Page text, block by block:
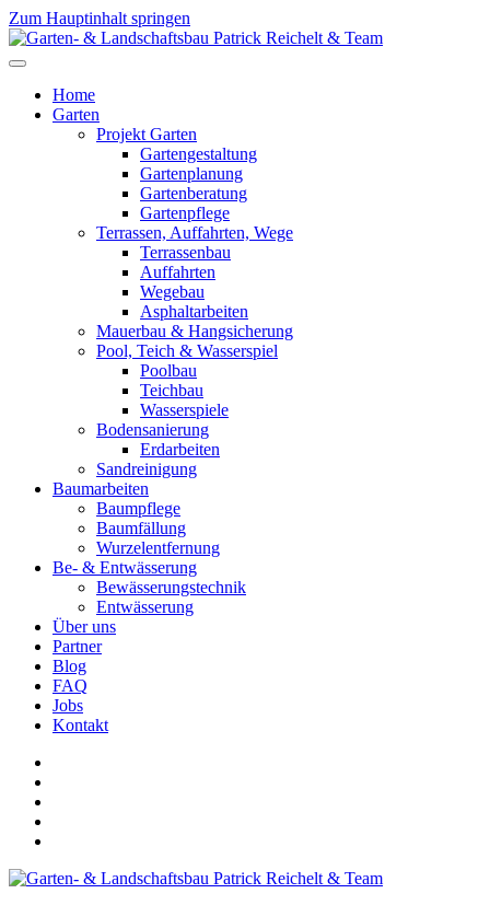
Zum Hauptinhalt springen
Home
Garten
Projekt Garten
Gartengestaltung
Gartenplanung
Gartenberatung
Gartenpflege
Terrassen, Auffahrten, Wege
Terrassenbau
Auffahrten
Wegebau
Asphaltarbeiten
Mauerbau & Hangsicherung
Pool, Teich & Wasserspiel
Poolbau
Teichbau
Wasserspiele
Bodensanierung
Erdarbeiten
Sandreinigung
Baumarbeiten
Baumpflege
Baumfällung
Wurzelentfernung
Be- & Entwässerung
Bewässerungstechnik
Entwässerung
Über uns
Partner
Blog
FAQ
Jobs
Kontakt